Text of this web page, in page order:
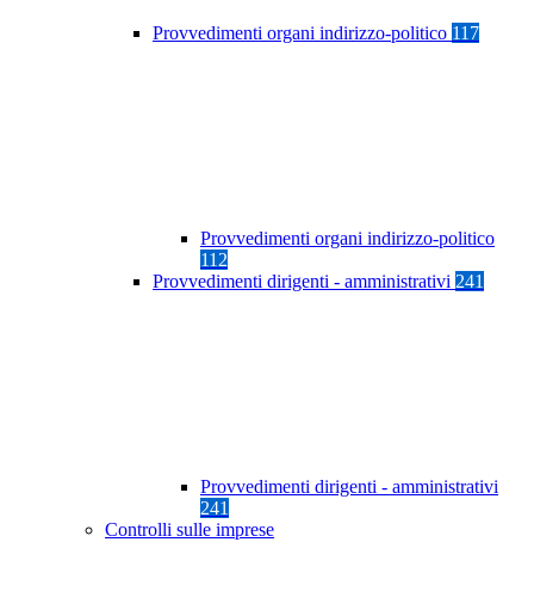
Provvedimenti organi indirizzo-politico 117
Provvedimenti organi indirizzo-politico
112
Provvedimenti dirigenti - amministrativi 241
Provvedimenti dirigenti - amministrativi
241
Controlli sulle imprese